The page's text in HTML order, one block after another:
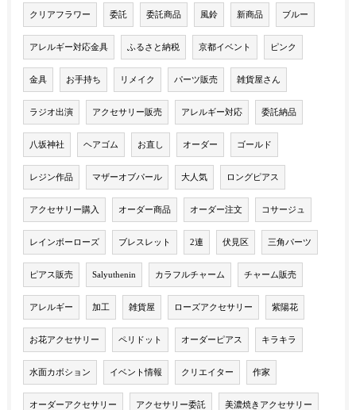
クリアフラワー 委託 委託商品 風鈴 新商品 ブルー
アレルギー対応金具 ふるさと納税 京都イベント ピンク
金具 お手持ち リメイク パーツ販売 雑貨屋さん
ラジオ出演 アクセサリー販売 アレルギー対応 委託納品
八坂神社 ヘアゴム お直し オーダー ゴールド
レジン作品 マザーオブパール 大人気 ロングピアス
アクセサリー購入 オーダー商品 オーダー注文 コサージュ
レインボーローズ ブレスレット 2連 伏見区 三角パーツ
ピアス販売 Salyuthenin カラフルチャーム チャーム販売
アレルギー 加工 雑貨屋 ローズアクセサリー 紫陽花
お花アクセサリー ペリドット オーダーピアス キラキラ
水面カボション イベント情報 クリエイター 作家
オーダーアクセサリー アクセサリー委託 美濃焼きアクセサリー